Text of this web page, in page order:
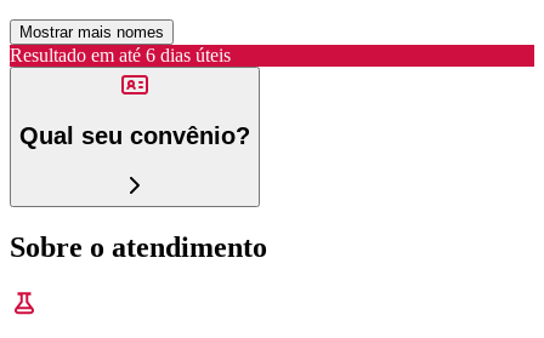
Mostrar mais nomes
Resultado em até 6 dias úteis
Qual seu convênio?
Sobre o atendimento